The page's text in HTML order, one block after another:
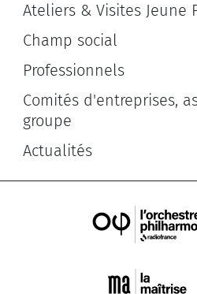
Ateliers & Visites Jeune
Champ social
Professionnels
Comités d'entreprises,
groupe
Actualités